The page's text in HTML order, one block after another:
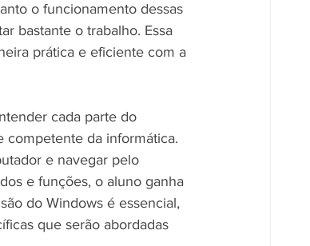
o funcionamento dessas
bastante o trabalho. Essa
prática e eficiente com a
cada parte do
competente da informática.
e navegar pelo
e funções, o aluno ganha
do Windows é essencial,
que serão abordadas